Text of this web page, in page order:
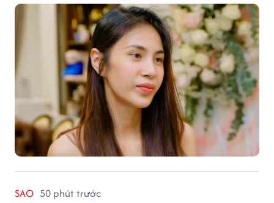
SAO 50 phút trước